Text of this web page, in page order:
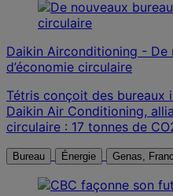
Daikin Airconditioning - De
d’économie circulaire
Tétris conçoit des bureaux
Daikin Air Conditioning,
circulaire : 17 tonnes de
Bureau Énergie Genas,